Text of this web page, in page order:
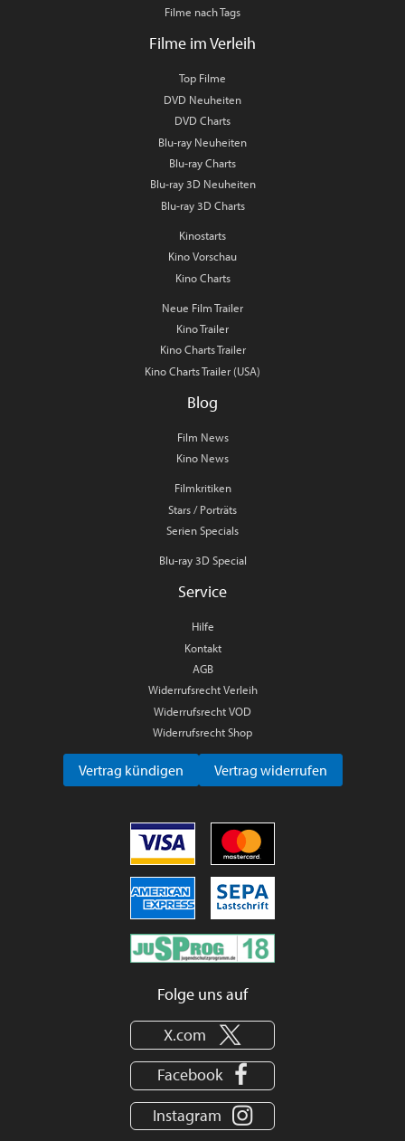
Filme nach Tags
Filme im Verleih
Top Filme
DVD Neuheiten
DVD Charts
Blu-ray Neuheiten
Blu-ray Charts
Blu-ray 3D Neuheiten
Blu-ray 3D Charts
Kinostarts
Kino Vorschau
Kino Charts
Neue Film Trailer
Kino Trailer
Kino Charts Trailer
Kino Charts Trailer (USA)
Blog
Film News
Kino News
Filmkritiken
Stars / Porträts
Serien Specials
Blu-ray 3D Special
Service
Hilfe
Kontakt
AGB
Widerrufsrecht Verleih
Widerrufsrecht VOD
Widerrufsrecht Shop
Vertrag kündigen Vertrag widerrufen
Folge uns auf
X.com
Facebook
Instagram